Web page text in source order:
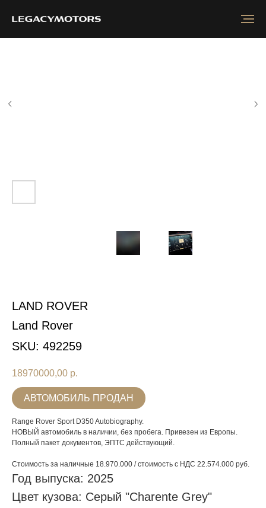
LAND ROVER
Land Rover
SKU: 492259
18970000,00 р.
АВТОМОБИЛЬ ПРОДАН
Range Rover Sport D350 Autobiography.
НОВЫЙ автомобиль в наличии, без пробега. Привезен из Европы.
Полный пакет документов, ЭПТС действующий.
Стоимость за наличные 18.970.000 / стоимость с НДС 22.574.000 руб.
Год выпуска: 2025
Цвет кузова: Серый "Charente Grey"